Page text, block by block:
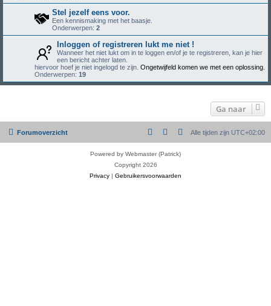
Stel jezelf eens voor.
Een kennismaking met het baasje.
Onderwerpen: 2
Inloggen of registreren lukt me niet !
Wanneer het niet lukt om in te loggen en/of je te registreren, kan je hier
een bericht achter laten.
hiervoor hoef je niet ingelogd te zijn. Ongetwijfeld komen we met een oplossing.
Onderwerpen: 19
Ga naar
Forumoverzicht Alle tijden zijn UTC+02:00
Powered by Webmaster (Patrick)
Copyright 2026
Privacy | Gebruikersvoorwaarden